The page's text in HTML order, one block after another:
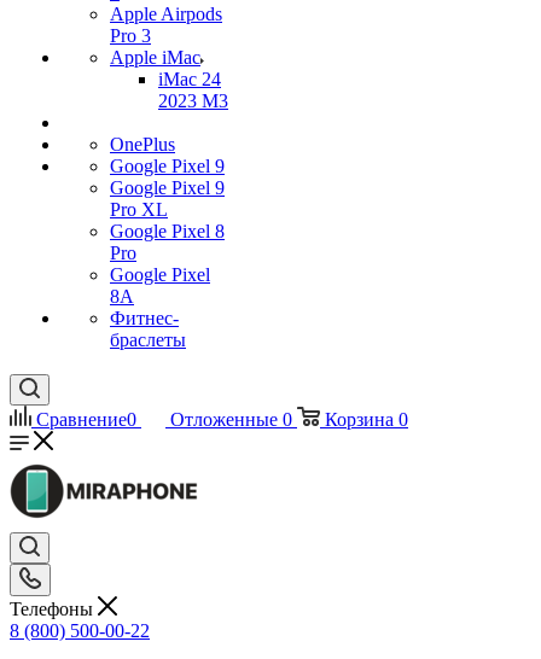
Apple Airpods
Pro 3
Apple iMac
iMac 24
2023 M3
OnePlus
Google Pixel 9
Google Pixel 9
Pro XL
Google Pixel 8
Pro
Google Pixel
8A
Фитнес-
браслеты
Сравнение0 Отложенные 0 Корзина 0
Телефоны
8 (800) 500-00-22